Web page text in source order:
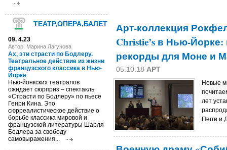
ТЕАТР,ОПЕРА,БАЛЕТ
09. 4.23
Автор: Марина Лагунова
Ах, эти страсти по Бодлеру.
Театральное действие из жизни
французского классика в Нью-
Йорке
Нью-йонкских театралов
ожидает сюрприз – спектакль
«Страсти по Бодлеру» по пьесе
Генри Кина. Это
сюрреалистическое действие о
борьбе классика мировой и
французской литературы Шарля
Бодлера за свободу
самовыражения...
Арт-коллекция
Christie’s в Нью-
рекорды для Моне и
05.10.18 АРТ
Новые
лет
Пегги и